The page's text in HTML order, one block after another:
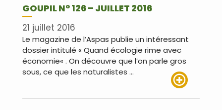
GOUPIL N° 126 – JUILLET 2016
21 juillet 2016
Le magazine de l’Aspas publie un intéressant
dossier intitulé « Quand écologie rime avec
économie« . On découvre que l’on parle gros
sous, ce que les naturalistes …